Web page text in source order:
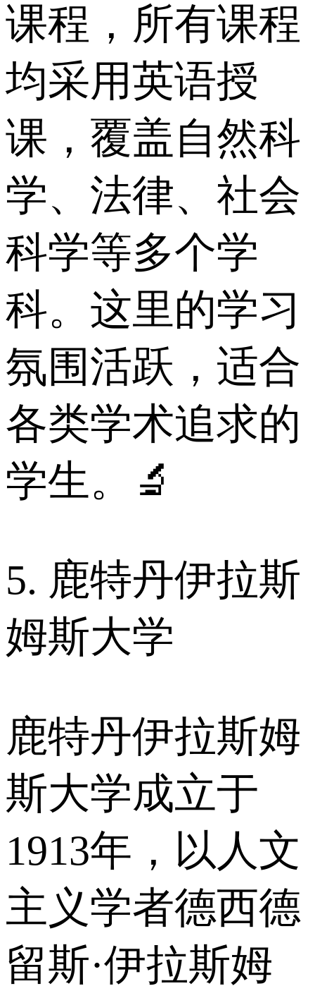
课程，所有课程
均采用英语授
课，覆盖自然科
学、法律、社会
科学等多个学
科。这里的学习
氛围活跃，适合
各类学术追求的
学生。🔬
5. 鹿特丹伊拉斯
姆斯大学
鹿特丹伊拉斯姆
斯大学成立于
1913年，以人文
主义学者德西德
留斯·伊拉斯姆